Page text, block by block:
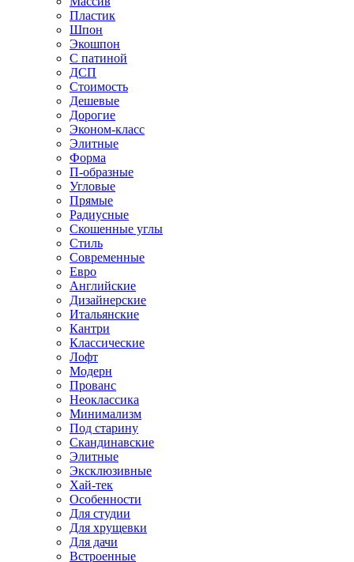
Пластик
Шпон
Экошпон
С патиной
ДСП
Стоимость
Дешевые
Дорогие
Эконом-класс
Элитные
Форма
П-образные
Угловые
Прямые
Радиусные
Скошенные углы
Стиль
Современные
Евро
Английские
Дизайнерские
Итальянские
Кантри
Классические
Лофт
Модерн
Прованс
Неоклассика
Минимализм
Под старину
Скандинавские
Элитные
Эксклюзивные
Хай-тек
Особенности
Для студии
Для хрущевки
Для дачи
Встроенные